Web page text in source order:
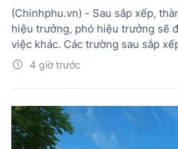
4 giờ trước
(Chinhphu.vn) - Sau sắp xếp,
hiệu trưởng, phó hiệu trưởng sẽ
việc khác. Các trường sau sắp